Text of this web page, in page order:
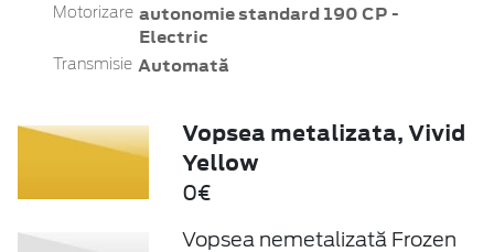
Motorizare autonomie standard 190 CP -
Electric
Transmisie Automată
Vopsea metalizata, Vivid
Yellow
0€
Vopsea nemetalizată Frozen